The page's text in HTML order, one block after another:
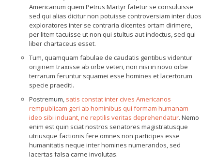
Americanum quem Petrus Martyr fatetur se consuluisse
sed qui alias dicitur non potuisse controversiam inter duos
exploratores inter se contraria dicentes ortam dirimere,
per litem tacuisse ut non qui stultus aut indoctus, sed qui
liber chartaceus esset.
Tum, quamquam fabulae de caudatis gentibus videntur
originem traxisse ab orbe veteri, non nisi in novo orbe
terrarum feruntur squamei esse homines et lacertorum
specie praediti.
Postremum, satis constat inter cives Americanos
rempublicam geri ab hominibus qui formam humanam
ideo sibi induant, ne reptilis veritas deprehendatur. Nemo
enim est quin sciat nostros senatores magistratusque
utriusque factionis fere omnes non participes esse
humanitatis neque inter homines numerandos, sed
lacertas falsa carne involutas.